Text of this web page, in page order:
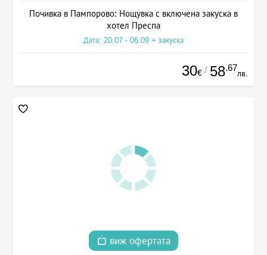
Почивка в Пампорово: Нощувка с включена закуска в
хотел Преспа
Дата: 20.07 - 06.09 + закуска
30€ / 58.67
лв.
виж офертата